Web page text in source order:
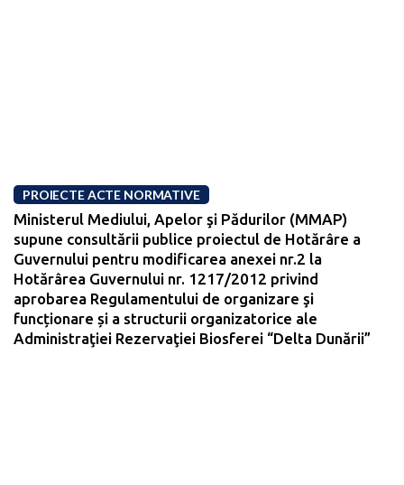
PROIECTE ACTE NORMATIVE
Ministerul Mediului, Apelor şi Pădurilor (MMAP)
supune consultării publice proiectul de Hotărâre a
Guvernului pentru modificarea anexei nr.2 la
Hotărârea Guvernului nr. 1217/2012 privind
aprobarea Regulamentului de organizare şi
funcționare și a structurii organizatorice ale
Administraţiei Rezervaţiei Biosferei “Delta Dunării”